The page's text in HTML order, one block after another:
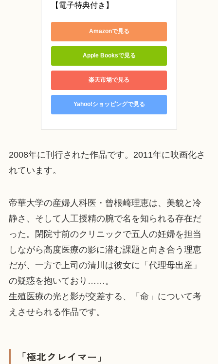
【電子特典付き】
Amazonで見る
Apple Booksで見る
楽天市場で見る
Yahoo!ショッピングで見る
2008年に刊行された作品です。2011年に映画化さ
れています。
帝華大学の産婦人科医・曾根崎理恵は、美貌と冷
静さ、そして人工授精の腕で名を知られる存在だ
った。閉院寸前のクリニックで五人の妊婦を担当
しながら高度医療の影に潜む課題と向き合う理恵
だが、一方で上司の清川は彼女に「代理母出産」
の疑惑を抱いており……。
生殖医療の光と影が交差する、「命」について考
えさせられる作品です。
「極北クレイマー」